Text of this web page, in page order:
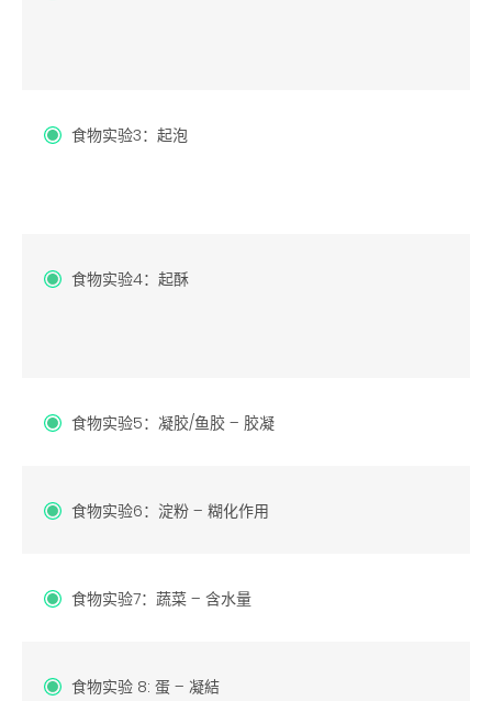
食物实验3：起泡
食物实验4：起酥
食物实验5：凝胶/鱼胶 – 胶凝
食物实验6：淀粉 – 糊化作用
食物实验7：蔬菜 – 含水量
食物实验 8: 蛋 – 凝結